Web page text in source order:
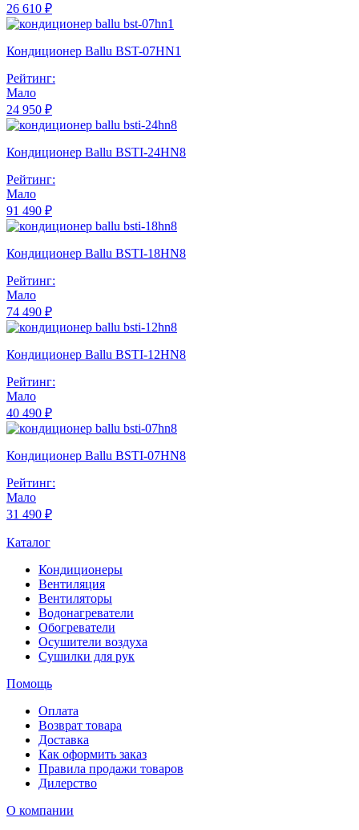
26 610 ₽
Кондиционер Ballu BST-07HN1
Рейтинг:
Мало
24 950 ₽
Кондиционер Ballu BSTI-24HN8
Рейтинг:
Мало
91 490 ₽
Кондиционер Ballu BSTI-18HN8
Рейтинг:
Мало
74 490 ₽
Кондиционер Ballu BSTI-12HN8
Рейтинг:
Мало
40 490 ₽
Кондиционер Ballu BSTI-07HN8
Рейтинг:
Мало
31 490 ₽
Каталог
Кондиционеры
Вентиляция
Вентиляторы
Водонагреватели
Обогреватели
Осушители воздуха
Сушилки для рук
Помощь
Оплата
Возврат товара
Доставка
Как оформить заказ
Правила продажи товаров
Дилерство
О компании